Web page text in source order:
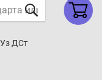
Уз ДСт